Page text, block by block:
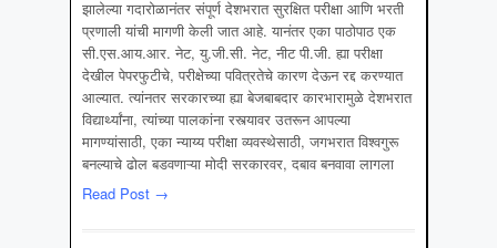
झालेल्या गदारोळानंतर संपूर्ण देशभरात सुरक्षित परीक्षा आणि भरती
प्रणाली यांची मागणी केली जात आहे. यानंतर एका पाठोपाठ एक
सी.एस.आय.आर. नेट, यु.जी.सी. नेट, नीट पी.जी. ह्या परीक्षा
देखील पेपरफुटीचे, परीक्षेच्या पवित्रतेचे कारण देऊन रद्द करण्यात
आल्यात. त्यांनतर सरकारच्या ह्या बेजबाबदार कारभारामुळे देशभरात
विद्यार्थ्यांना, त्यांच्या पालकांना रस्त्यावर उतरून आपल्या
मागण्यांसाठी, एका न्याय्य परीक्षा व्यवस्थेसाठी, जगभरात विश्वगुरू
बनल्याचे ढोल बडवणाऱ्या मोदी सरकारवर, दबाव बनवावा लागला
Read Post →